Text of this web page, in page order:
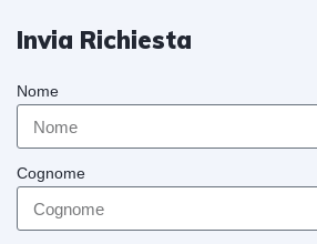
Invia Richiesta
Nome
Cognome